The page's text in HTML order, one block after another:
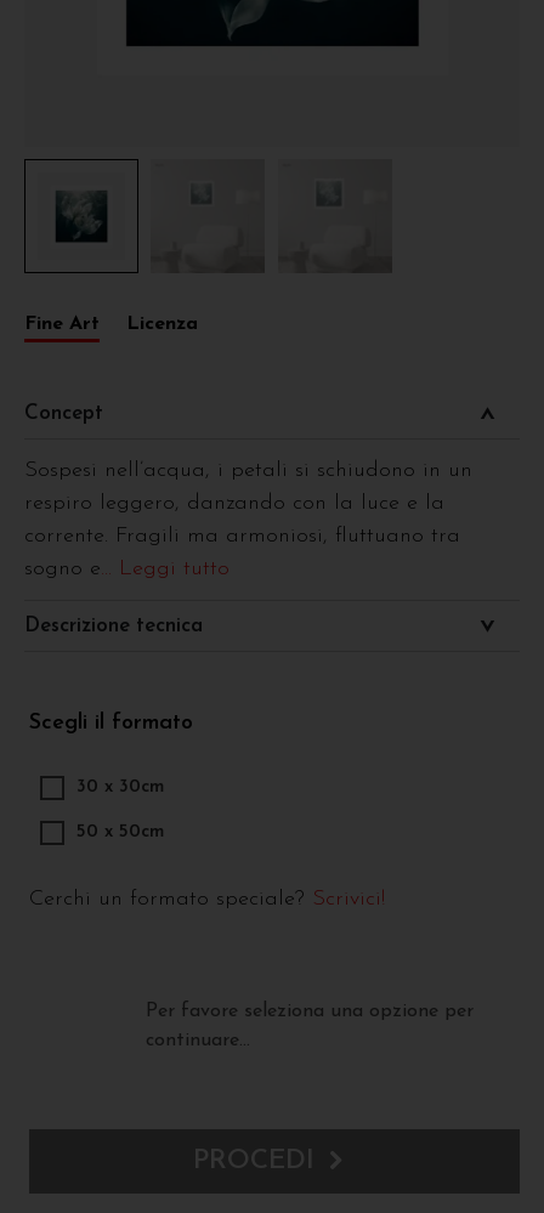
Fine Art Licenza
Concept
Sospesi nell’acqua, i petali si schiudono in un
respiro leggero, danzando con la luce e la
corrente. Fragili ma armoniosi, fluttuano tra
sogno e... Leggi tutto
Descrizione tecnica
Scegli il formato
30 x 30cm
50 x 50cm
Cerchi un formato speciale? Scrivici!
Per favore seleziona una opzione per
continuare...
PROCEDI